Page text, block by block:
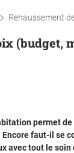
Rehaussement de
(budget,
permet
faut-il se
avec tout le